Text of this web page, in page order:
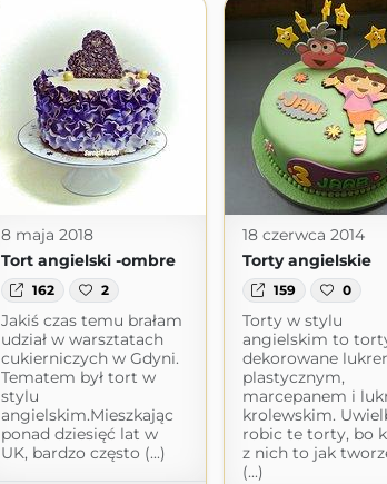
8 maja 2018
Tort angielski -ombre
162 2
Jakiś czas temu brałam
udział w warsztatach
cukierniczych w Gdyni.
Tematem był tort w
stylu
angielskim.Mieszkając
ponad dziesięć lat w
UK, bardzo często (...)
18 czerwca 2014
Torty angielskie
159 0
Torty w stylu
angielskim to
dekorowane
plastycznym,
marcepanem i
krolewskim.
robic te torty, bo
z nich to jak
(...)